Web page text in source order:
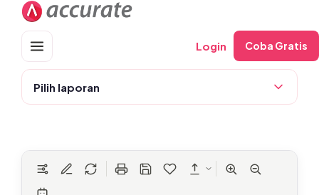
content
Login Coba Gratis
Pilih laporan